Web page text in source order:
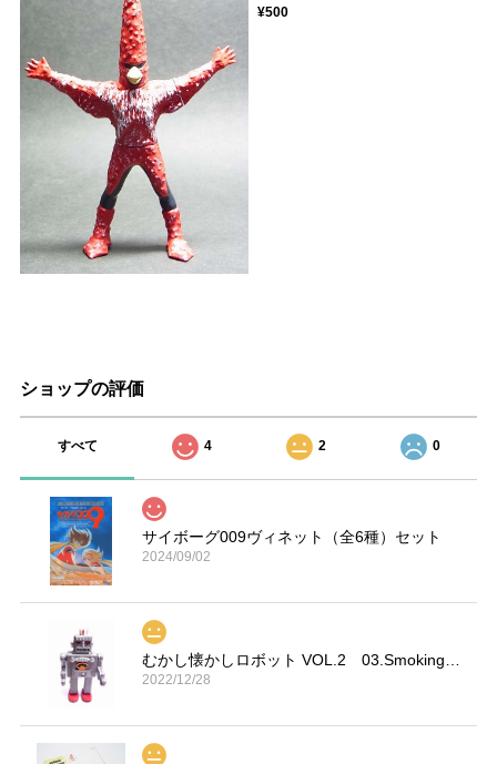
¥500
ショップの評価
すべて 4 2 0
サイボーグ009ヴィネット（全6種）セット
2024/09/02
2022/12/28